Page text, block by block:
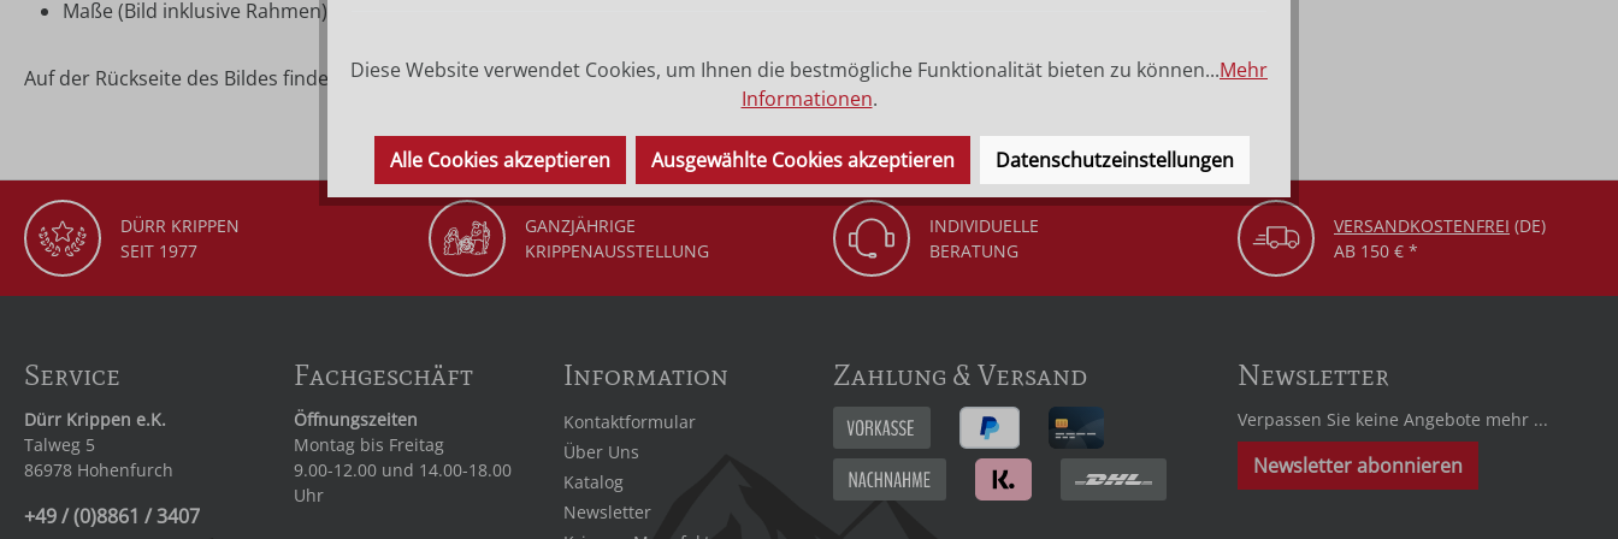
Maße (Bild inklusive Rahmen): ca. 12,7 × 16 cm
Auf der Rückseite des Bildes finden Sie die Beschreibung (Legende) der Heiligen.
DÜRR KRIPPEN
SEIT 1977
GANZJÄHRIGE
KRIPPENAUSSTELLUNG
INDIVIDUELLE
BERATUNG
VERSANDKOSTENFREI (DE)
AB 150 € *
Service
Dürr Krippen e.K.
Talweg 5
86978 Hohenfurch
+49 / (0)8861 / 3407
Fachgeschäft
Öffnungszeiten
Montag bis Freitag
9.00-12.00 und 14.00-18.00
Uhr
Information
Kontaktformular
Über Uns
Katalog
Newsletter
Zahlung & Versand Newsletter
Verpassen Sie keine Angebote mehr ...
Newsletter abonnieren
Diese Website verwendet Cookies, um Ihnen die bestmögliche Funktionalität bieten zu können...Mehr
Informationen.
Alle Cookies akzeptieren Ausgewählte Cookies akzeptieren Datenschutzeinstellungen